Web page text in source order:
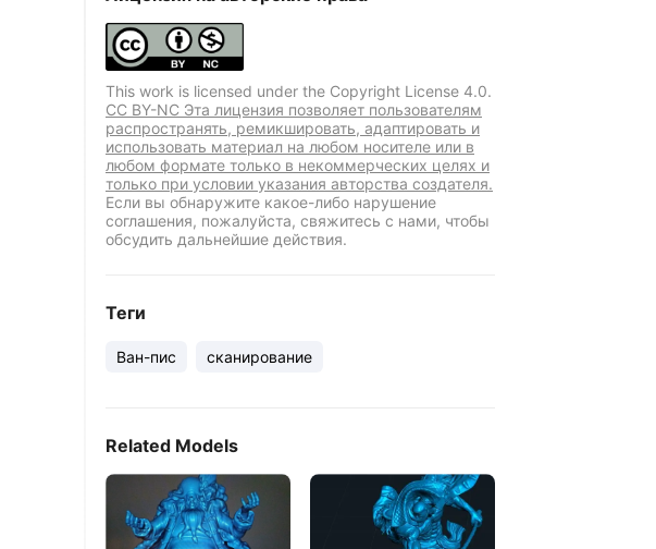
This work is licensed under the Copyright License 4.0.
CC BY-NC Эта лицензия позволяет пользователям
распространять, ремикшировать, адаптировать и
использовать материал на любом носителе или в
любом формате только в некоммерческих целях и
только при условии указания авторства создателя.
Если вы обнаружите какое-либо нарушение
соглашения, пожалуйста, свяжитесь с нами, чтобы
обсудить дальнейшие действия.
Теги
Ван-пис сканирование
Related Models